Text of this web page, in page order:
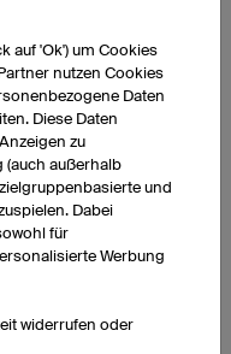
ÜBER DIE JAHRE IMMER
MEHR FANS UND FAHRER AN.
Die
auf 'Ok') um Cookies
nutzen Cookies
Daten
Diese Daten
zu
(auch außerhalb
und
Dabei
für
Werbung
widerrufen oder